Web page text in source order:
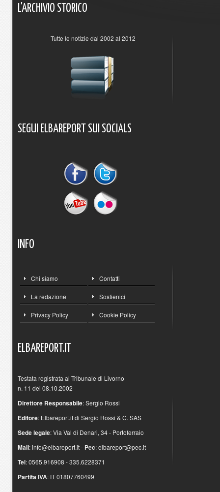
L'ARCHIVIO STORICO
Tutte le notizie dal 2002 al 2012
SEGUI ELBAREPORT SUI SOCIALS
INFO
Chi siamo Contatti
La redazione Sostienici
Privacy Policy Cookie Policy
ELBAREPORT.IT
Testata registrata al Tribunale di Livorno
n. 11 del 08.10.2002
Direttore Responsabile: Sergio Rossi
Editore: Elbareport.it di Sergio Rossi & C. SAS
Sede legale: Via Val di Denari, 34 - Portoferraio
Mail:info@elbareport.it- Pec:elbareport@pec.it
Tel: 0565.916908 - 335.6228371
Partita IVA: IT 01807760499